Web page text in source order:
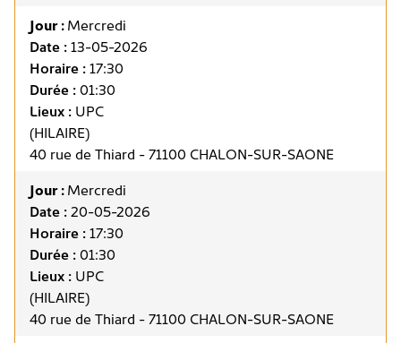
Jour :Mercredi
Date :13-05-2026
Horaire :17:30
Durée :01:30
Lieux : UPC
(HILAIRE)
40 rue de Thiard - 71100 CHALON-SUR-SAONE
Jour :Mercredi
Date :20-05-2026
Horaire :17:30
Durée :01:30
Lieux : UPC
(HILAIRE)
40 rue de Thiard - 71100 CHALON-SUR-SAONE